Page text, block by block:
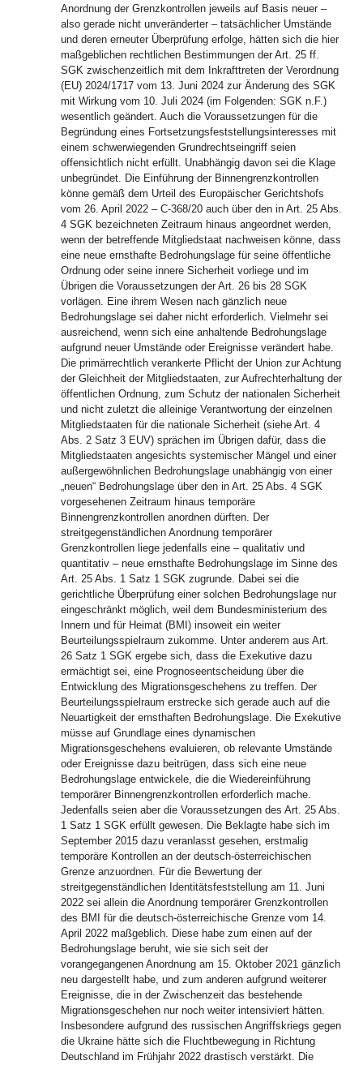
Anordnung der Grenzkontrollen jeweils auf Basis neuer –
also gerade nicht unveränderter – tatsächlicher Umstände
und deren erneuter Überprüfung erfolge, hätten sich die hier
maßgeblichen rechtlichen Bestimmungen der Art. 25 ff.
SGK zwischenzeitlich mit dem Inkrafttreten der Verordnung
(EU) 2024/1717 vom 13. Juni 2024 zur Änderung des SGK
mit Wirkung vom 10. Juli 2024 (im Folgenden: SGK n.F.)
wesentlich geändert. Auch die Voraussetzungen für die
Begründung eines Fortsetzungsfeststellungsinteresses mit
einem schwerwiegenden Grundrechtseingriff seien
offensichtlich nicht erfüllt. Unabhängig davon sei die Klage
unbegründet. Die Einführung der Binnengrenzkontrollen
könne gemäß dem Urteil des Europäischer Gerichtshofs
vom 26. April 2022 – C-368/20 auch über den in Art. 25 Abs.
4 SGK bezeichneten Zeitraum hinaus angeordnet werden,
wenn der betreffende Mitgliedstaat nachweisen könne, dass
eine neue ernsthafte Bedrohungslage für seine öffentliche
Ordnung oder seine innere Sicherheit vorliege und im
Übrigen die Voraussetzungen der Art. 26 bis 28 SGK
vorlägen. Eine ihrem Wesen nach gänzlich neue
Bedrohungslage sei daher nicht erforderlich. Vielmehr sei
ausreichend, wenn sich eine anhaltende Bedrohungslage
aufgrund neuer Umstände oder Ereignisse verändert habe.
Die primärrechtlich verankerte Pflicht der Union zur Achtung
der Gleichheit der Mitgliedstaaten, zur Aufrechterhaltung der
öffentlichen Ordnung, zum Schutz der nationalen Sicherheit
und nicht zuletzt die alleinige Verantwortung der einzelnen
Mitgliedstaaten für die nationale Sicherheit (siehe Art. 4
Abs. 2 Satz 3 EUV) sprächen im Übrigen dafür, dass die
Mitgliedstaaten angesichts systemischer Mängel und einer
außergewöhnlichen Bedrohungslage unabhängig von einer
„neuen“ Bedrohungslage über den in Art. 25 Abs. 4 SGK
vorgesehenen Zeitraum hinaus temporäre
Binnengrenzkontrollen anordnen dürften. Der
streitgegenständlichen Anordnung temporärer
Grenzkontrollen liege jedenfalls eine – qualitativ und
quantitativ – neue ernsthafte Bedrohungslage im Sinne des
Art. 25 Abs. 1 Satz 1 SGK zugrunde. Dabei sei die
gerichtliche Überprüfung einer solchen Bedrohungslage nur
eingeschränkt möglich, weil dem Bundesministerium des
Innern und für Heimat (BMI) insoweit ein weiter
Beurteilungsspielraum zukomme. Unter anderem aus Art.
26 Satz 1 SGK ergebe sich, dass die Exekutive dazu
ermächtigt sei, eine Prognoseentscheidung über die
Entwicklung des Migrationsgeschehens zu treffen. Der
Beurteilungsspielraum erstrecke sich gerade auch auf die
Neuartigkeit der ernsthaften Bedrohungslage. Die Exekutive
müsse auf Grundlage eines dynamischen
Migrationsgeschehens evaluieren, ob relevante Umstände
oder Ereignisse dazu beitrügen, dass sich eine neue
Bedrohungslage entwickele, die die Wiedereinführung
temporärer Binnengrenzkontrollen erforderlich mache.
Jedenfalls seien aber die Voraussetzungen des Art. 25 Abs.
1 Satz 1 SGK erfüllt gewesen. Die Beklagte habe sich im
September 2015 dazu veranlasst gesehen, erstmalig
temporäre Kontrollen an der deutsch-österreichischen
Grenze anzuordnen. Für die Bewertung der
streitgegenständlichen Identitätsfeststellung am 11. Juni
2022 sei allein die Anordnung temporärer Grenzkontrollen
des BMI für die deutsch-österreichische Grenze vom 14.
April 2022 maßgeblich. Diese habe zum einen auf der
Bedrohungslage beruht, wie sie sich seit der
vorangegangenen Anordnung am 15. Oktober 2021 gänzlich
neu dargestellt habe, und zum anderen aufgrund weiterer
Ereignisse, die in der Zwischenzeit das bestehende
Migrationsgeschehen nur noch weiter intensiviert hätten.
Insbesondere aufgrund des russischen Angriffskriegs gegen
die Ukraine hätte sich die Fluchtbewegung in Richtung
Deutschland im Frühjahr 2022 drastisch verstärkt. Die